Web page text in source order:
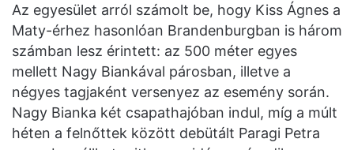
Az egyesület arról számolt be, hogy Kiss Ágnes a
Maty-érhez hasonlóan Brandenburgban is három
számban lesz érintett: az 500 méter egyes
mellett Nagy Biankával párosban, illetve a
négyes tagjaként versenyez az esemény során.
Nagy Bianka két csapathajóban indul, míg a múlt
héten a felnőttek között debütált Paragi Petra